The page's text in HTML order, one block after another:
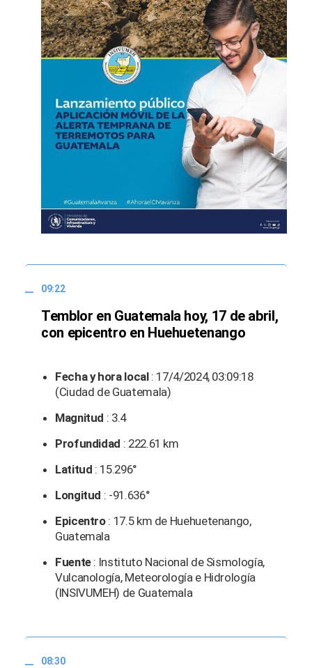
09:22
Temblor en Guatemala hoy, 17 de abril,
con epicentro en Huehuetenango
Fecha y hora local: 17/4/2024, 03:09:18
(Ciudad de Guatemala)
Magnitud : 3.4
Profundidad : 222.61 km
Latitud : 15.296°
Longitud : -91.636°
Epicentro: 17.5 km de Huehuetenango,
Guatemala
Fuente: Instituto Nacional de Sismología,
Vulcanología, Meteorología e Hidrología
(INSIVUMEH) de Guatemala
08:30